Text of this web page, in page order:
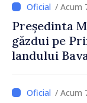
/ Acum
Președinta
găzdui pe
landului
/ Acum